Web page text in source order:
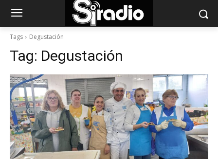
Tags Degustación
Tag: Degustación